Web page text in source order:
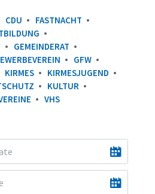
CDU
FASTNACHT
GEMEINDERAT
GFW
KIRMES
KIRMESJUGEND
KULTUR
VHS